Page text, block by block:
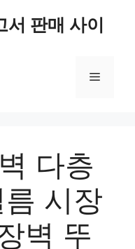
서 판매 사이
Menu
다층
시장
벽 뚜